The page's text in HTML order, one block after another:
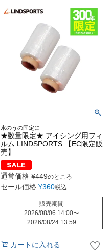
氷のうの固定に
★数量限定★ アイシング用フィ
ルム LINDSPORTS 【EC限定販
売】
通常価格 ¥449のところ
セール価格 ¥360税込
販売期間
2026/08/06 14:00〜
2026/08/24 13:59
カートに入れる